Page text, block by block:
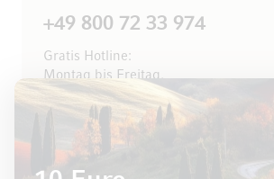
+49 800 72 33 974
Gratis Hotline:
Montag bis Freitag,
8.00 bis 18.00 Uhr
Kontaktieren Sie uns